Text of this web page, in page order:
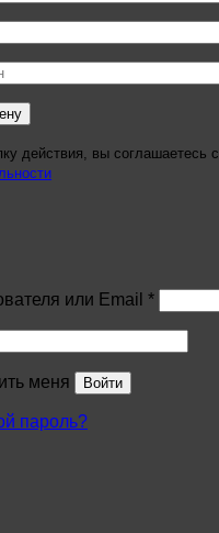
действия, вы соглашаетесь с
или Email *
меня Войти
пароль?